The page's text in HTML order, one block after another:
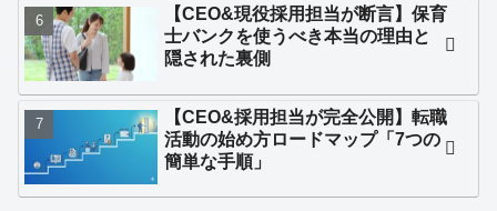
【CEO&現役採用担当が断言】保育
士バンクを使うべき本当の理由と
隠された裏側
【CEO&採用担当が完全公開】転職
活動の始め方ロードマップ「7つの
簡単な手順」